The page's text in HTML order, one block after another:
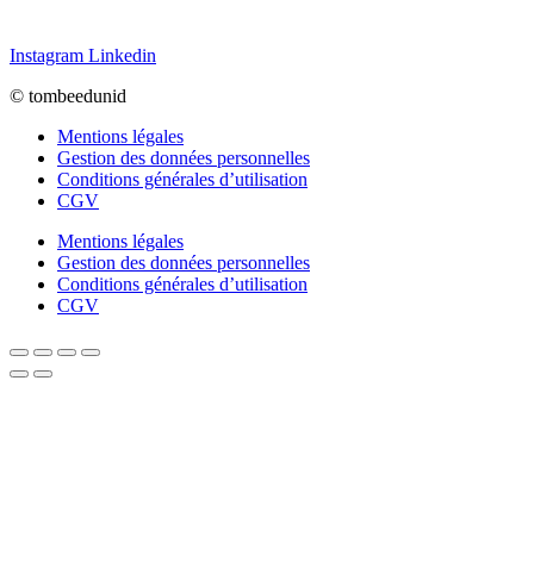
Instagram Linkedin
© tombeedunid
Mentions légales
Gestion des données personnelles
Conditions générales d’utilisation
CGV
Mentions légales
Gestion des données personnelles
Conditions générales d’utilisation
CGV